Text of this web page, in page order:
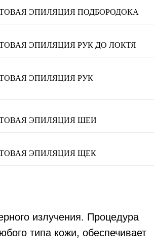
ЭПИЛЯЦИЯ ПОДБОРОДОКА
ЭПИЛЯЦИЯ РУК ДО ЛОКТЯ
ЭПИЛЯЦИЯ РУК
ЭПИЛЯЦИЯ ШЕИ
ЭПИЛЯЦИЯ ЩЕК
излучения. Процедура
типа кожи, обеспечивает